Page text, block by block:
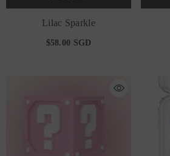
Lilac Sparkle
$58.00 SGD